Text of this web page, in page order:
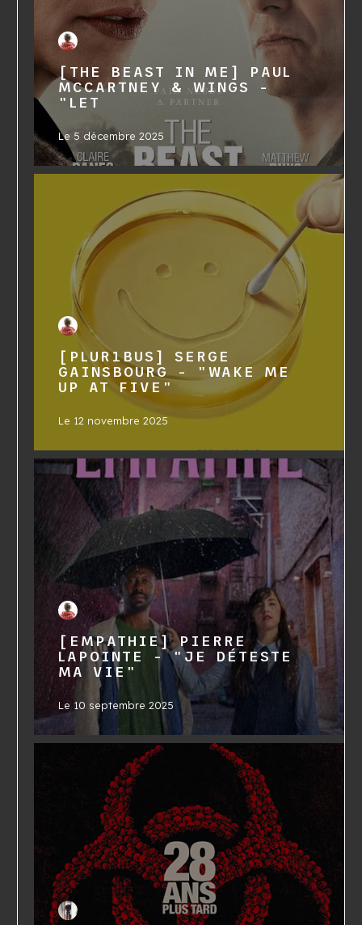
[THE BEAST IN ME] PAUL
MCCARTNEY & WINGS -
"LET
Le 5 décembre 2025
[PLUR1BUS] SERGE
GAINSBOURG - "WAKE ME
UP AT FIVE"
Le 12 novembre 2025
[EMPATHIE] PIERRE
LAPOINTE - "JE DÉTESTE
MA VIE"
Le 10 septembre 2025